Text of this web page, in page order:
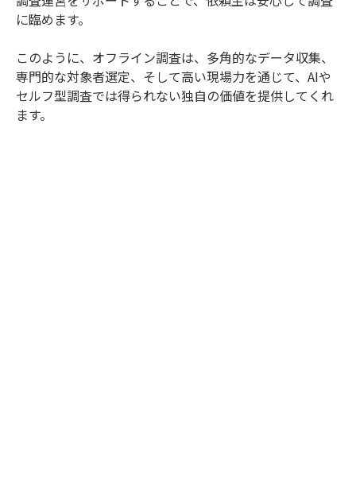
に臨めます。
このように、オフライン調査は、多角的なデータ収集、
専門的な対象者選定、そして高い現場力を通じて、AIや
セルフ型調査では得られない独自の価値を提供してくれ
ます。